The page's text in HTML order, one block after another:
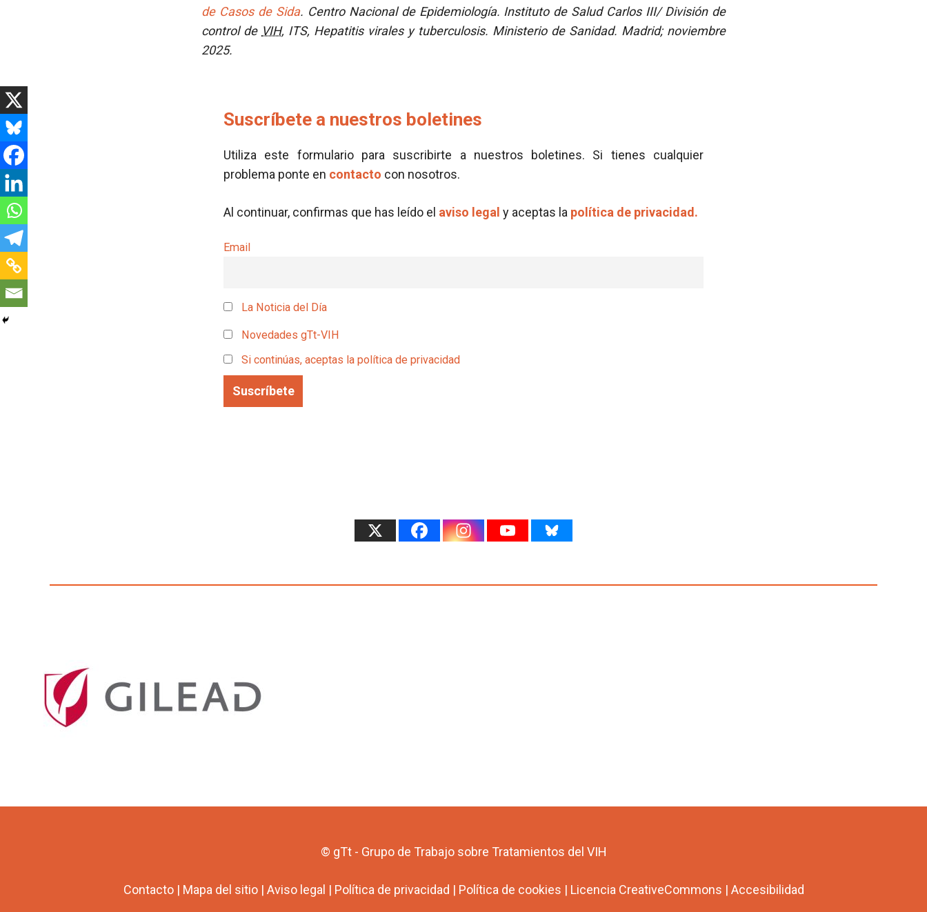
de Casos de Sida. Centro Nacional de Epidemiología. Instituto de Salud Carlos III/ División de
control de VIH, ITS, Hepatitis virales y tuberculosis. Ministerio de Sanidad. Madrid; noviembre
2025.
Suscríbete a nuestros boletines
Utiliza este formulario para suscribirte a nuestros boletines. Si tienes cualquier
problema ponte en contacto con nosotros.
Al continuar, confirmas que has leído el aviso legal y aceptas la política de privacidad.
Email
La Noticia del Día
Novedades gTt-VIH
Si continúas, aceptas la política de privacidad
© gTt - Grupo de Trabajo sobre Tratamientos del VIH
Contacto| Mapa del sitio| Aviso legal | Política de privacidad | Política de cookies | Licencia CreativeCommons | Accesibilidad